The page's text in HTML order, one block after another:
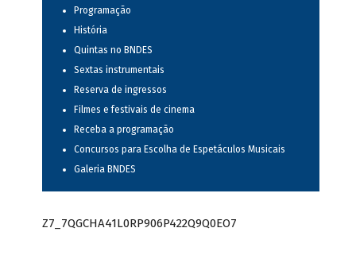
Programação
História
Quintas no BNDES
Sextas instrumentais
Reserva de ingressos
Filmes e festivais de cinema
Receba a programação
Concursos para Escolha de Espetáculos Musicais
Galeria BNDES
Z7_7QGCHA41L0RP906P422Q9Q0EO7